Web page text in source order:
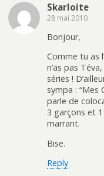
Skarloite
28 mai 2010
Bonjour,
Comme tu as
n’as pas
séries !
sympa : “Mes
parle de
3 garçons et
marrant.
Bise.
Reply